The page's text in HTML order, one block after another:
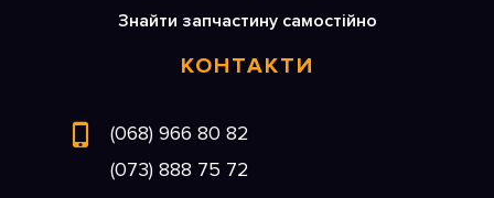
Знайти запчастину самостійно
КОНТАКТИ
(068) 966 80 82
(073) 888 75 72